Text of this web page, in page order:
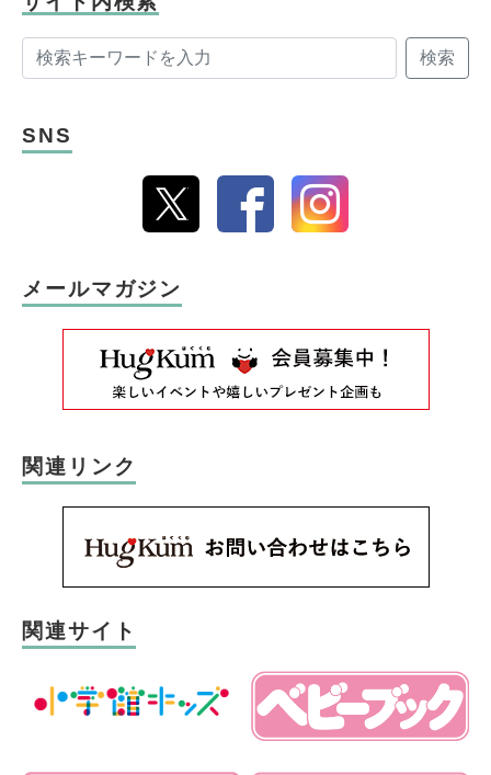
検索
SNS
メールマガジン
関連リンク
関連サイト